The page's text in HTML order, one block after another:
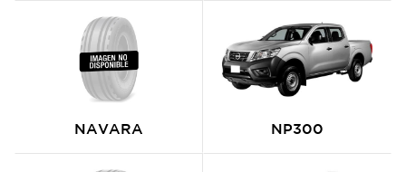
NAVARA NP300